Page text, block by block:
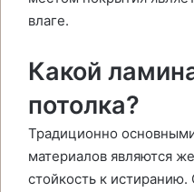
влаге.
Какой
потолка?
Традиционно
материалов являются
стойкость к истиранию.